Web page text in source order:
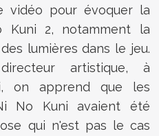
vidéo pour évoquer la
Kuni 2, notamment la
lumières dans le jeu.
artistique, à
on apprend que les
No Kuni avaient été
qui n'est pas le cas